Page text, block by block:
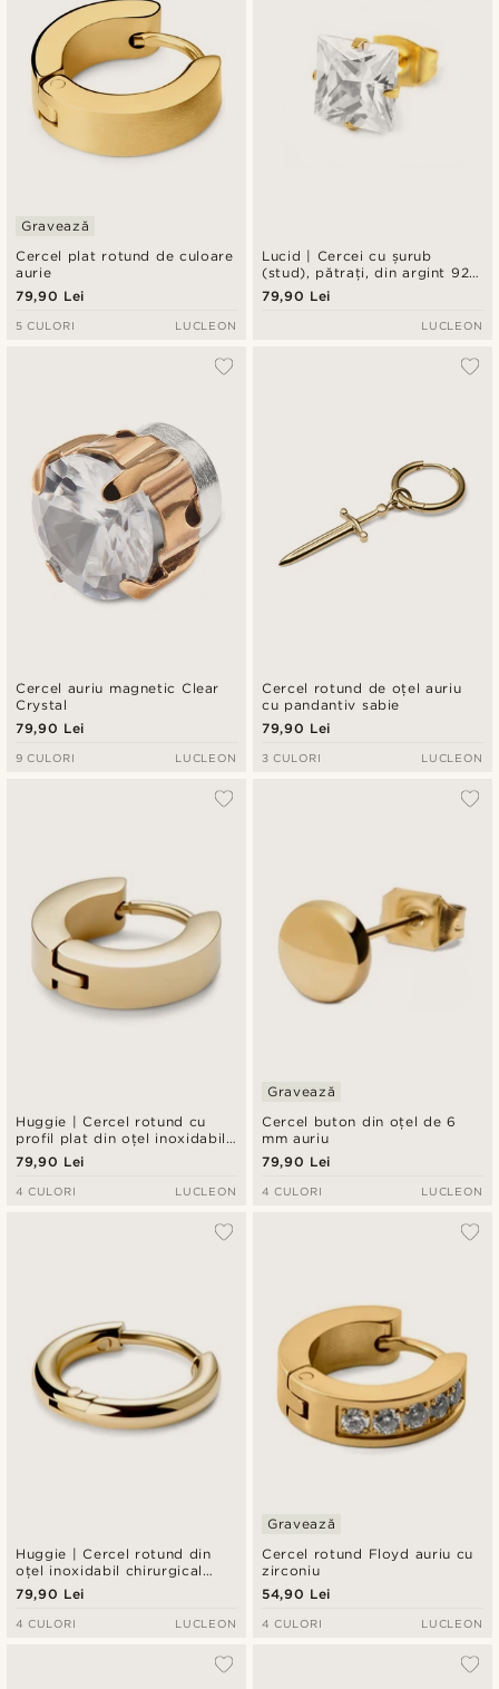
Cercel plat rotund de culoare
aurie
Gravează
79,90 Lei
5 CULORI LUCLEON
Lucid | Cercei cu șurub
(stud), pătrați, din argint 925
cu aspect auriu, cu zirconiu
de 8mm
79,90 Lei
LUCLEON
Cercel auriu magnetic Clear
Crystal
79,90 Lei
9 CULORI LUCLEON
Cercel rotund de oțel auriu
cu pandantiv sabie
79,90 Lei
3 CULORI LUCLEON
Huggie | Cercel rotund cu
profil plat din oțel inoxidabil
auriu de 6 mm
79,90 Lei
4 CULORI LUCLEON
Cercel buton din oțel de 6
mm auriu
Gravează
79,90 Lei
4 CULORI LUCLEON
Huggie | Cercel rotund din
oțel inoxidabil chirurgical
auriu de 7 mm
79,90 Lei
4 CULORI LUCLEON
Cercel rotund Floyd auriu cu
zirconiu
Gravează
54,90 Lei
4 CULORI LUCLEON